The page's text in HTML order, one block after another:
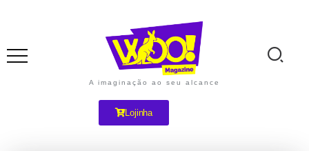
A imaginação ao seu alcance
Lojinha